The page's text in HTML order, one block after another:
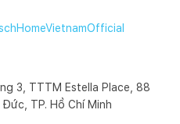
3, TTTM Estella Place, 88
TP. Hồ Chí Minh